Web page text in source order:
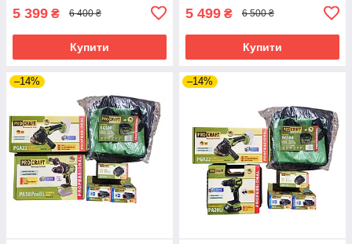
5 399 ₴ 6 400 ₴
Купити
5 499 ₴ 6 500 ₴
Купити
–14% –14%